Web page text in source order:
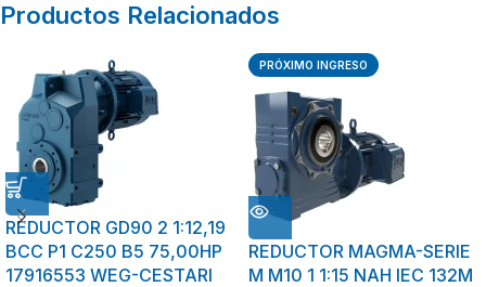
Productos Relacionados
REDUCTOR GD90 2 1:12,19
BCC P1 C250 B5 75,00HP
17916553 WEG-CESTARI
PRÓXIMO INGRESO
REDUCTOR MAGMA-SERIE
M M10 1 1:15 NAH IEC 132M